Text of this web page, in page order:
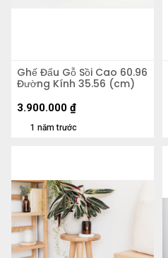
Ghế Đẩu Gỗ Sồi Cao 60.96
Đường Kính 35.56 (cm)
1 năm trước
3.900.000 ₫